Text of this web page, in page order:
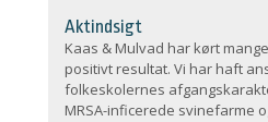
Aktindsigt
Kaas & Mulvad har kørt
positivt resultat. Vi har haft
folkeskolernes
MRSA-inficerede svinefarme